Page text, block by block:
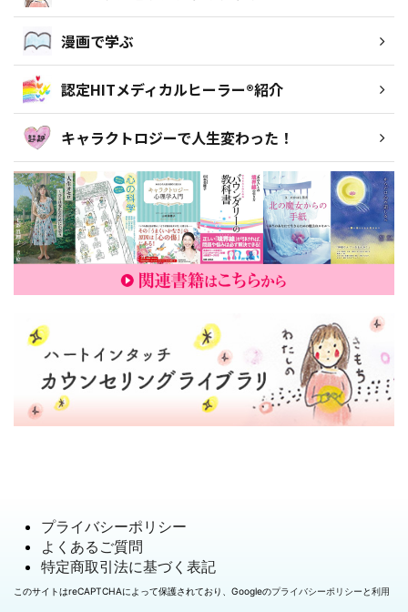
漫画で学ぶ
認定HITメディカルヒーラー®紹介
キャラクトロジーで人生変わった！
プライバシーポリシー
よくあるご質問
特定商取引法に基づく表記
このサイトはreCAPTCHAによって保護されており、Googleのプライバシーポリシー と利用